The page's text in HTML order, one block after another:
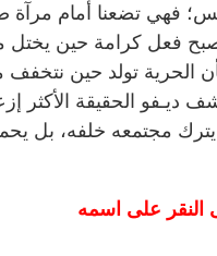
فهي تضعنا أمام
فعل كرامة حين يختل
الحرية تولد حين نتخفف
ديـفو الحقيقة الأكثر
يترك مجتمعه خلفه، بل
النقر على اسمه